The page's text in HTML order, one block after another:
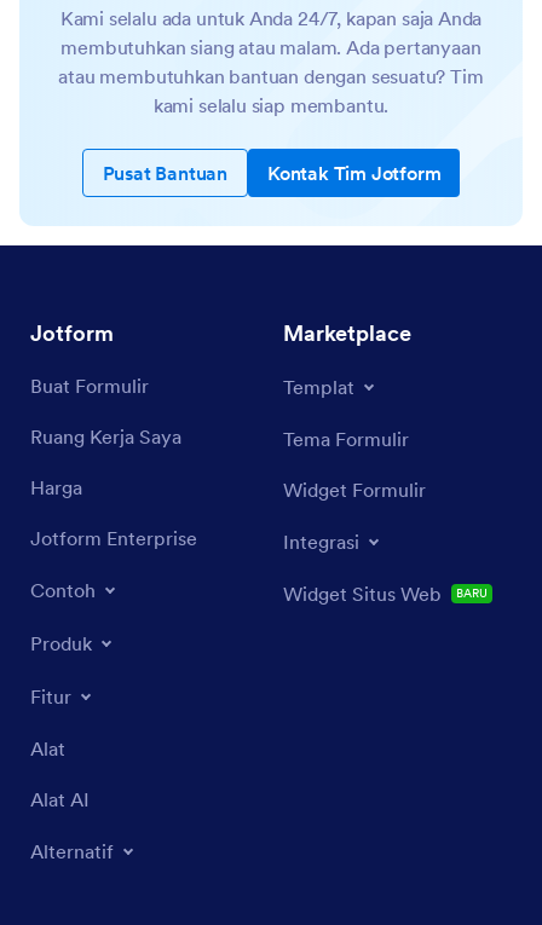
Kami selalu ada untuk Anda 24/7, kapan saja Anda
membutuhkan siang atau malam. Ada pertanyaan
atau membutuhkan bantuan dengan sesuatu? Tim
kami selalu siap membantu.
Pusat Bantuan Kontak Tim Jotform
Jotform
Buat Formulir
Ruang Kerja Saya
Harga
Jotform Enterprise
Contoh
Produk
Fitur
Alat
Alat AI
Alternatif
Marketplace
Templat
Tema Formulir
Widget Formulir
Integrasi
Widget Situs Web BARU